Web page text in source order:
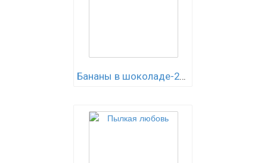
Бананы в шоколаде-20 шт.